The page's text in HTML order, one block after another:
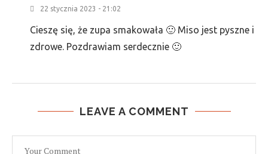
22 stycznia 2023 - 21:02
Cieszę się, że zupa smakowała 🙂 Miso jest pyszne i
zdrowe. Pozdrawiam serdecznie 🙂
LEAVE A COMMENT